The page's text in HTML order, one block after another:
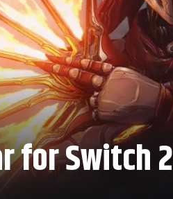
for Switch 2